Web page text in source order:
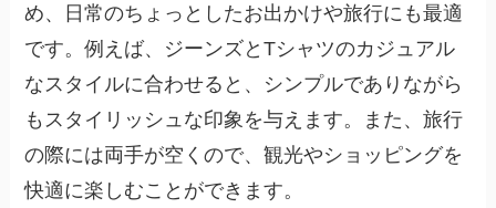
め、日常のちょっとしたお出かけや旅行にも最適
です。例えば、ジーンズとTシャツのカジュアル
なスタイルに合わせると、シンプルでありながら
もスタイリッシュな印象を与えます。また、旅行
の際には両手が空くので、観光やショッピングを
快適に楽しむことができます。